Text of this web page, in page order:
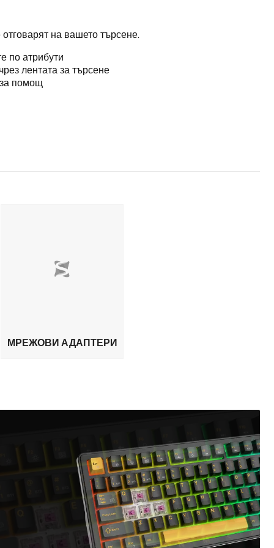
на вашето търсене.
по атрибути
лентата за търсене
за помощ
МРЕЖОВИ АДАПТЕРИ